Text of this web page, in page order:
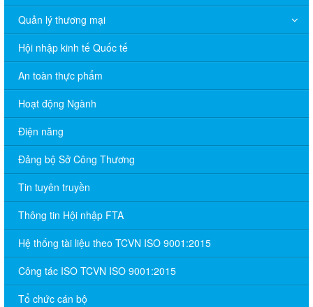
Quản lý thương mại
Hội nhập kinh tế Quốc tế
An toàn thực phẩm
Hoạt động Ngành
Điện năng
Đảng bộ Sở Công Thương
Tin tuyên truyền
Thông tin Hội nhập FTA
Hệ thống tài liệu theo TCVN ISO 9001:2015
Công tác ISO TCVN ISO 9001:2015
Tổ chức cán bộ